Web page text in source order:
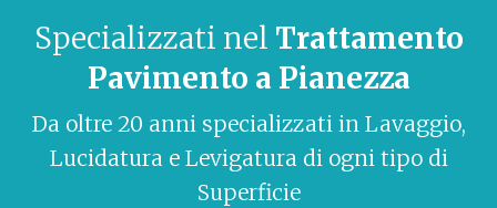
Specializzati nel Trattamento
Pavimento a Pianezza
Da oltre 20 anni specializzati in Lavaggio,
Lucidatura e Levigatura di ogni tipo di
Superficie